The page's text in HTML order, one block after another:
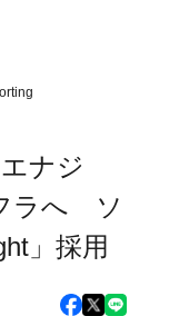
ナジ
ラへ ソ
」採用